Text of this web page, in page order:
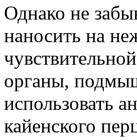
Однако не
наносить на
органы,
использовать
кайенского